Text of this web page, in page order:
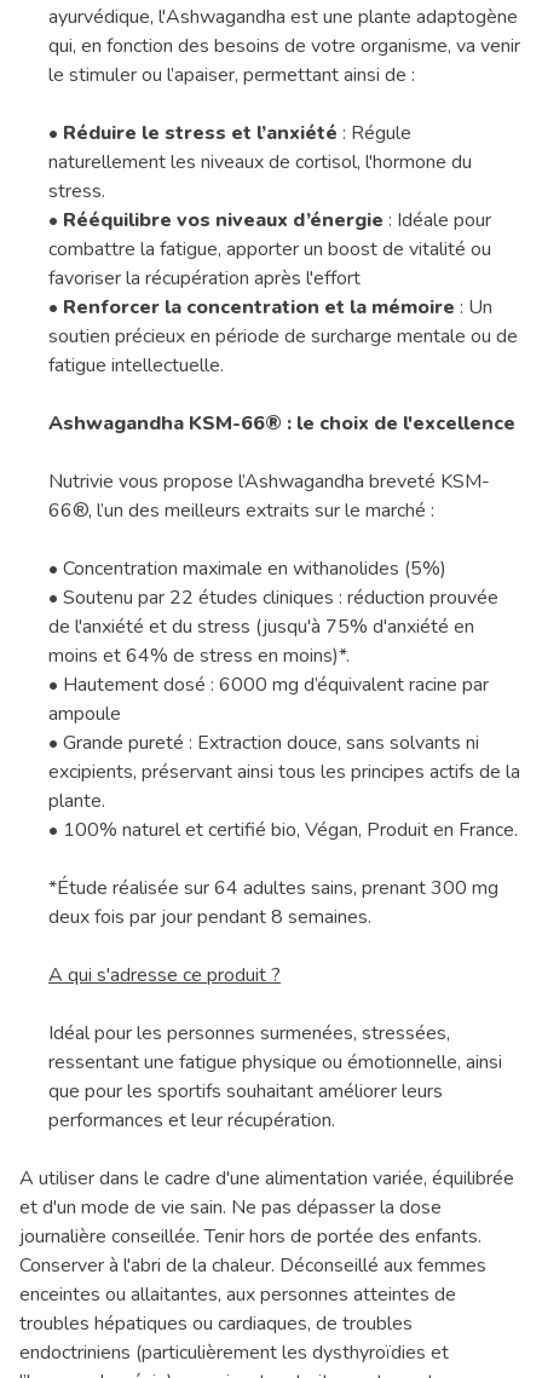
ayurvédique, l'Ashwagandha est une plante adaptogène
qui, en fonction des besoins de votre organisme, va venir
le stimuler ou l’apaiser, permettant ainsi de :
• Réduire le stress et l’anxiété : Régule
naturellement les niveaux de cortisol, l'hormone du
stress.
• Rééquilibre vos niveaux d’énergie : Idéale pour
combattre la fatigue, apporter un boost de vitalité ou
favoriser la récupération après l'effort
• Renforcer la concentration et la mémoire : Un
soutien précieux en période de surcharge mentale ou de
fatigue intellectuelle.
Ashwagandha KSM-66® : le choix de l'excellence
Nutrivie vous propose l’Ashwagandha breveté KSM-
66®, l’un des meilleurs extraits sur le marché :
• Concentration maximale en withanolides (5%)
• Soutenu par 22 études cliniques : réduction prouvée
de l'anxiété et du stress (jusqu'à 75% d'anxiété en
moins et 64% de stress en moins)*.
• Hautement dosé : 6000 mg d’équivalent racine par
ampoule
• Grande pureté : Extraction douce, sans solvants ni
excipients, préservant ainsi tous les principes actifs de la
plante.
• 100% naturel et certifié bio, Végan, Produit en France.
*Étude réalisée sur 64 adultes sains, prenant 300 mg
deux fois par jour pendant 8 semaines.
A qui s'adresse ce produit ?
Idéal pour les personnes surmenées, stressées,
ressentant une fatigue physique ou émotionnelle, ainsi
que pour les sportifs souhaitant améliorer leurs
performances et leur récupération.
A utiliser dans le cadre d'une alimentation variée, équilibrée
et d'un mode de vie sain. Ne pas dépasser la dose
journalière conseillée. Tenir hors de portée des enfants.
Conserver à l'abri de la chaleur. Déconseillé aux femmes
enceintes ou allaitantes, aux personnes atteintes de
troubles hépatiques ou cardiaques, de troubles
endoctriniens (particulièrement les dysthyroïdies et